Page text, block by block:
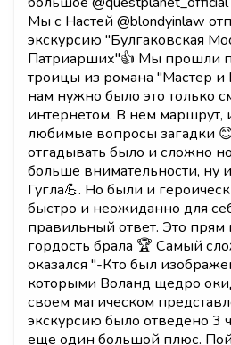
Мы с Настей @blondyinlaw
экскурсию "Булгаковская
Патриарших"👍 Мы прошли
троицы из романа "Мастер и
нам нужно было это только
интернетом. В нем маршрут,
любимые вопросы загадки
отгадывать было и сложно
больше внимательности, ну
Гугла💪. Но были и
быстро и неожиданно для
правильный ответ. Это
гордость брала 🏆 Самый
оказался "-Кто был
которыми Воланд щедро
своем магическом
экскурсию было отведено 3
еще один большой плюс.